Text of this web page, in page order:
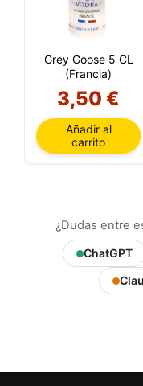
Grey Goose 5 CL
(Francia)
3,50 €
Añadir al
carrito
¿Dudas entre
ChatGPT